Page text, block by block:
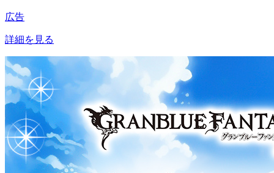
広告
詳細を見る